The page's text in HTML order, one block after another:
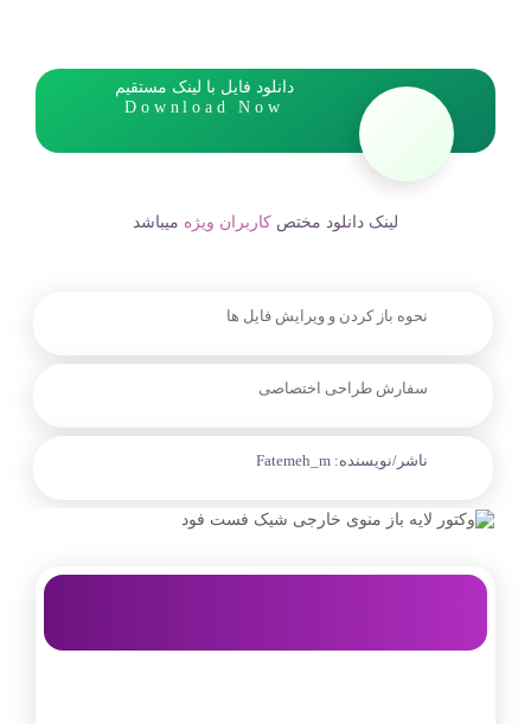
دانلود فایل با لینک مستقیم
Download Now
لینک دانلود مختص کاربران ویژه میباشد
نحوه باز کردن و ویرایش فایل ها
سفارش طراحی اختصاصی
ناشر/نویسنده: Fatemeh_m